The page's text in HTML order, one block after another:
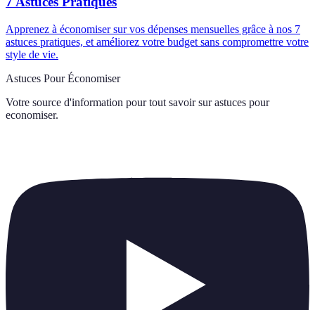
Apprenez à économiser sur vos dépenses mensuelles grâce à nos 7
astuces pratiques, et améliorez votre budget sans compromettre votre
style de vie.
Astuces Pour Économiser
Votre source d'information pour tout savoir sur astuces pour
economiser.